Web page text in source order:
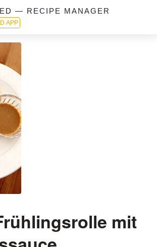
— RECIPE MANAGER
APP
mit